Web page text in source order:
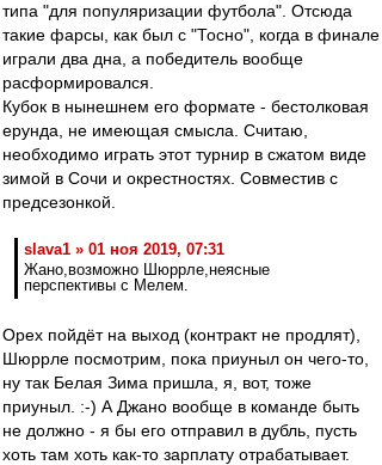
типа "для популяризации футбола". Отсюда
такие фарсы, как был с "Тосно", когда в финале
играли два дна, а победитель вообще
расформировался.
Кубок в нынешнем его формате - бестолковая
ерунда, не имеющая смысла. Считаю,
необходимо играть этот турнир в сжатом виде
зимой в Сочи и окрестностях. Совместив с
предсезонкой.
slava1 » 01 ноя 2019, 07:31
Жано,возможно Шюррле,неясные
перспективы с Мелем.
Орех пойдёт на выход (контракт не продлят),
Шюррле посмотрим, пока приуныл он чего-то,
ну так Белая Зима пришла, я, вот, тоже
приуныл. :-) А Джано вообще в команде быть
не должно - я бы его отправил в дубль, пусть
хоть там хоть как-то зарплату отрабатывает.